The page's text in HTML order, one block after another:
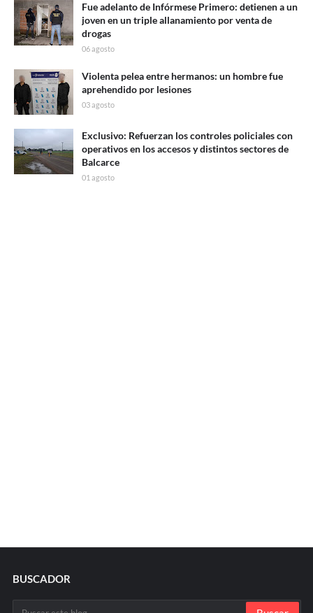
Fue adelanto de Infórmese Primero: detienen a un
joven en un triple allanamiento por venta de
drogas
06 agosto
Violenta pelea entre hermanos: un hombre fue
aprehendido por lesiones
03 agosto
Exclusivo: Refuerzan los controles policiales con
operativos en los accesos y distintos sectores de
Balcarce
01 agosto
BUSCADOR